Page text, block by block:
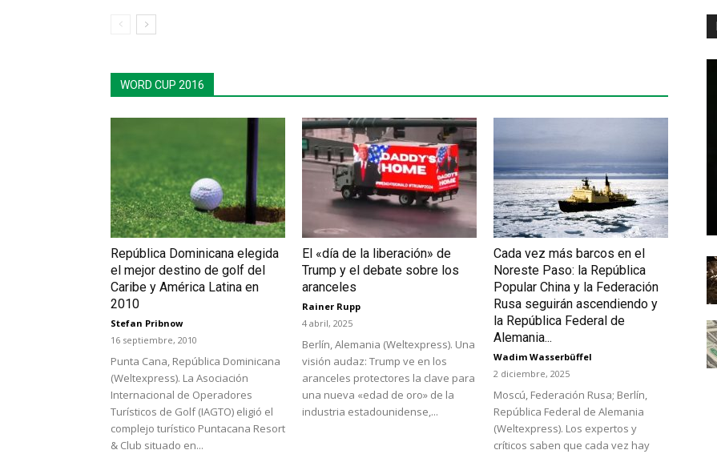
WORD CUP 2016
República Dominicana elegida
el mejor destino de golf del
Caribe y América Latina en
2010
Stefan Pribnow
16 septiembre, 2010
Punta Cana, República Dominicana
(Weltexpress). La Asociación
Internacional de Operadores
Turísticos de Golf (IAGTO) eligió el
complejo turístico Puntacana Resort
& Club situado en...
El «día de la liberación» de
Trump y el debate sobre los
aranceles
Rainer Rupp
4 abril, 2025
Berlín, Alemania (Weltexpress). Una
visión audaz: Trump ve en los
aranceles protectores la clave para
una nueva «edad de oro» de la
industria estadounidense,...
Cada vez más barcos en el
Noreste Paso: la República
Popular China y la Federación
Rusa seguirán ascendiendo y
la República Federal de
Alemania...
Wadim Wasserbüffel
2 diciembre, 2025
Moscú, Federación Rusa; Berlín,
República Federal de Alemania
(Weltexpress). Los expertos y
críticos saben que cada vez hay